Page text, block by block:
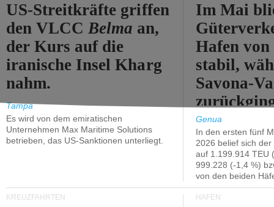
US-Streitkräfte griffen
den VLCCBelma an,
der Kurs auf die
iranische Insel Kharg
nahm.
Tampa
Es wird von dem emiratischen
Unternehmen Max Maritime Solutions
betrieben, das US-Sanktionen unterliegt.
Im Mai
Hafen von
stabil,
Savona-
Genua
In den ersten fünf
2026 belief sich
auf 1.199.914 TEU
999.228 (-1,4 %)
von den beiden
KREUZFAHRTEN HÄFEN